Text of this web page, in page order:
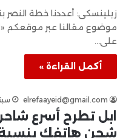
موضوع مقالنا عبر موقعكم
على…
أكمل القراءة »
elrefaayeid@gmail.com
شحن هاتفك بنسبة 50% فى وقت